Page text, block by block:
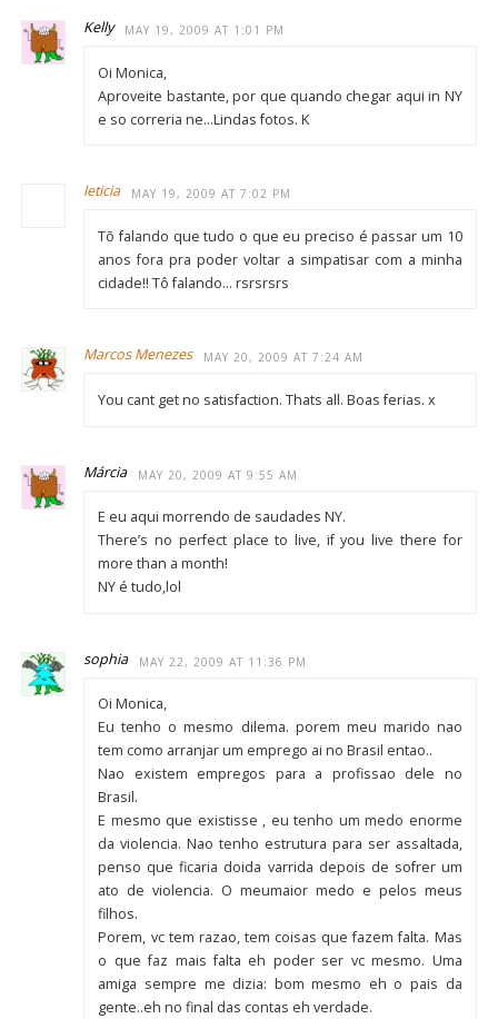
Kelly MAY 19, 2009 AT 1:01 PM
Oi Monica,
Aproveite bastante, por que quando chegar aqui in NY
e so correria ne…Lindas fotos. K
leticia MAY 19, 2009 AT 7:02 PM
Tõ falando que tudo o que eu preciso é passar um 10
anos fora pra poder voltar a simpatisar com a minha
cidade!! Tô falando… rsrsrsrs
Marcos Menezes MAY 20, 2009 AT 7:24 AM
You cant get no satisfaction. Thats all. Boas ferias. x
Márcia MAY 20, 2009 AT 9:55 AM
E eu aqui morrendo de saudades NY.
There’s no perfect place to live, if you live there for
more than a month!
NY é tudo,lol
sophia MAY 22, 2009 AT 11:36 PM
Oi Monica,
Eu tenho o mesmo dilema. porem meu marido nao
tem como arranjar um emprego ai no Brasil entao..
Nao existem empregos para a profissao dele no
Brasil.
E mesmo que existisse , eu tenho um medo enorme
da violencia. Nao tenho estrutura para ser assaltada,
penso que ficaria doida varrida depois de sofrer um
ato de violencia. O meumaior medo e pelos meus
filhos.
Porem, vc tem razao, tem coisas que fazem falta. Mas
o que faz mais falta eh poder ser vc mesmo. Uma
amiga sempre me dizia: bom mesmo eh o pais da
gente..eh no final das contas eh verdade.